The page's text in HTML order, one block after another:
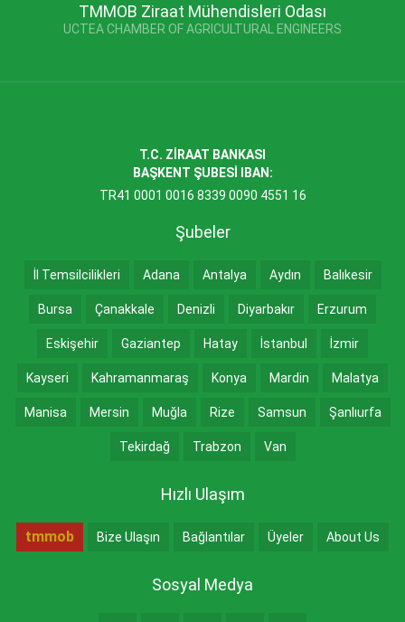
TMMOB Ziraat Mühendisleri Odası
UCTEA CHAMBER OF AGRICULTURAL ENGINEERS
T.C. ZİRAAT BANKASI
BAŞKENT ŞUBESİ IBAN:
TR41 0001 0016 8339 0090 4551 16
Şubeler
İl Temsilcilikleri Adana Antalya Aydın Balıkesir
Bursa Çanakkale Denizli Diyarbakır Erzurum
Eskişehir Gaziantep Hatay İstanbul İzmir
Kayseri Kahramanmaraş Konya Mardin Malatya
Manisa Mersin Muğla Rize Samsun Şanlıurfa
Tekirdağ Trabzon Van
Hızlı Ulaşım
tmmob Bize Ulaşın Bağlantılar Üyeler About Us
Sosyal Medya